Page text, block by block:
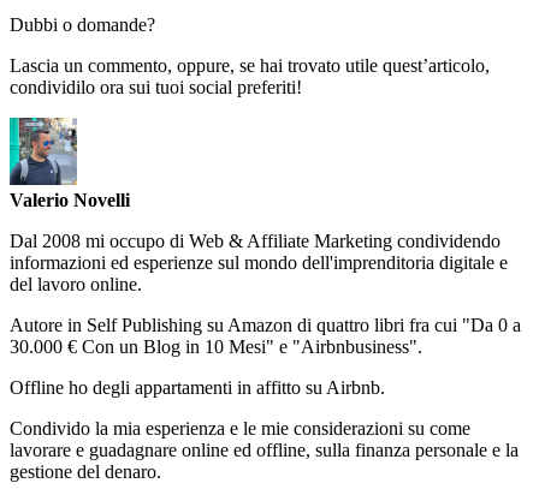
Dubbi o domande?
Lascia un commento, oppure, se hai trovato utile quest’articolo,
condividilo ora sui tuoi social preferiti!
Valerio Novelli
Dal 2008 mi occupo di Web & Affiliate Marketing condividendo
informazioni ed esperienze sul mondo dell'imprenditoria digitale e
del lavoro online.
Autore in Self Publishing su Amazon di quattro libri fra cui "Da 0 a
30.000 € Con un Blog in 10 Mesi" e "Airbnbusiness".
Offline ho degli appartamenti in affitto su Airbnb.
Condivido la mia esperienza e le mie considerazioni su come
lavorare e guadagnare online ed offline, sulla finanza personale e la
gestione del denaro.